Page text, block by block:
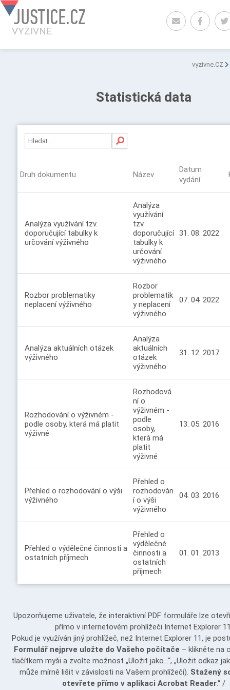
JUSTICE.CZ
VYZIVNE
vyzivne.CZ
Statistická data
Druh dokumentu Název
Datum
vydání
Analýza využívání tzv.
doporučující tabulky k
určování výživného
Analýza
využívání
tzv.
doporučující
tabulky k
určování
výživného
31. 08. 2022
Rozbor problematiky
neplacení výživného
Rozbor
problematik
y neplacení
výživného
07. 04. 2022
Analýza aktuálních otázek
výživného
Analýza
aktuálních
otázek
výživného
31. 12. 2017
Rozhodování o výživném -
podle osoby, která má platit
výživné
Rozhodová
ní o
výživném -
podle
osoby,
která má
platit
výživné
13. 05. 2016
Přehled o rozhodování o výši
výživného
Přehled o
rozhodován
í o výši
výživného
04. 03. 2016
Přehled o výdělečné činnosti a
ostatních příjmech
Přehled o
výdělečné
činnosti a
ostatních
příjmech
01. 01. 2013
Upozorňujeme uživatele, že interaktivní PDF formuláře lze
přímo v internetovém prohlížeči Internet Explorer
Pokud je využíván jiný prohlížeč, než Internet Explorer 11, je
Formulář nejprve uložte do Vašeho počítače – klikněte na
tlačítkem myši a zvolte možnost „Uložit jako…“, „Uložit odkaz
může mírně lišit v závislosti na Vašem prohlížeči). Stažený
otevřete přímo v aplikaci Acrobat Reader.“ /